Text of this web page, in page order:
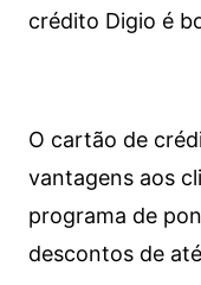
crédito Digio é
O cartão de
vantagens aos
programa de
descontos de